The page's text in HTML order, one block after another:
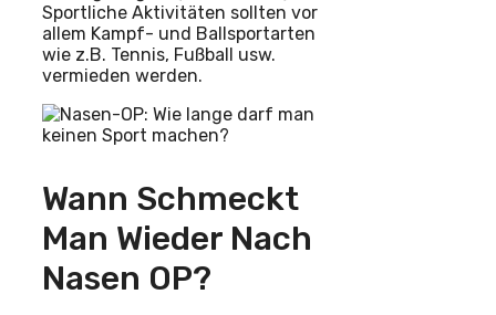
Sportliche Aktivitäten sollten vor
allem Kampf- und Ballsportarten
wie z.B. Tennis, Fußball usw.
vermieden werden.
Wann Schmeckt
Man Wieder Nach
Nasen OP?